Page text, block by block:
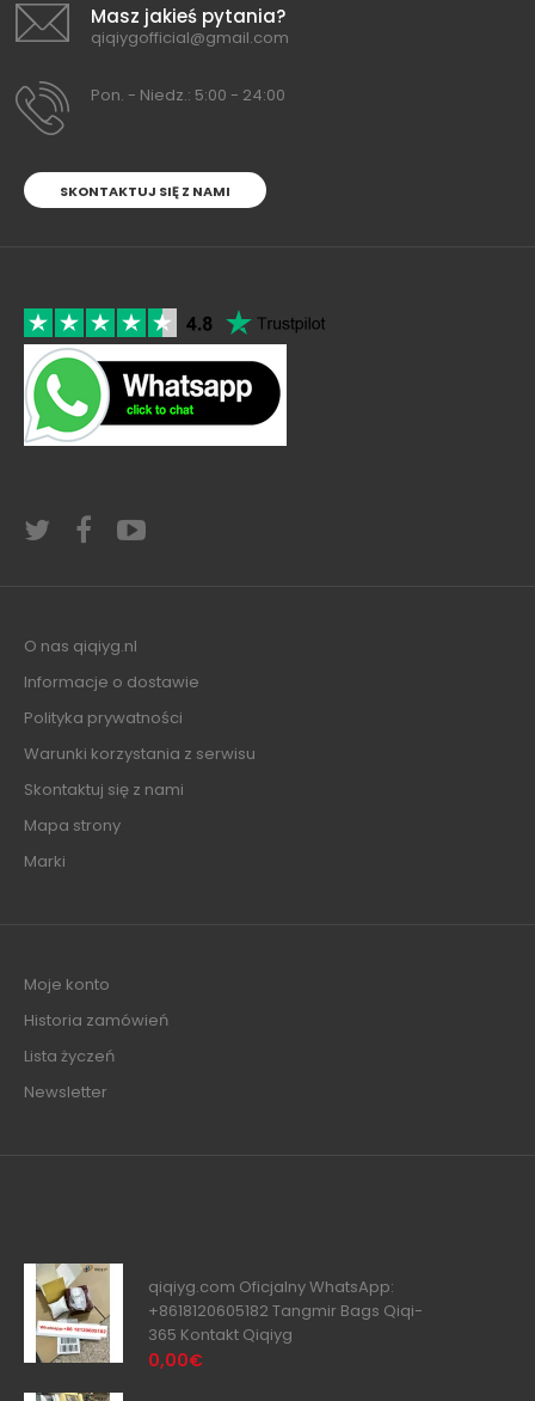
Masz jakieś pytania?
qiqiygofficial@gmail.com
Pon. - Niedz.: 5:00 - 24:00
SKONTAKTUJ SIĘ Z NAMI
O nas qiqiyg.nl
Informacje o dostawie
Polityka prywatności
Warunki korzystania z serwisu
Skontaktuj się z nami
Mapa strony
Marki
Moje konto
Historia zamówień
Lista życzeń
Newsletter
qiqiyg.com Oficjalny WhatsApp:
+8618120605182 Tangmir Bags Qiqi-
365 Kontakt Qiqiyg
0,00€